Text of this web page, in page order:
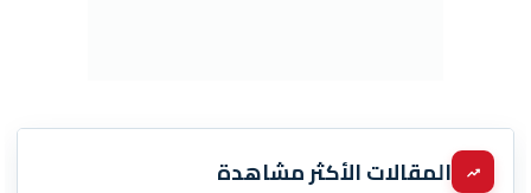
المقالات الأكثر مشاهدة